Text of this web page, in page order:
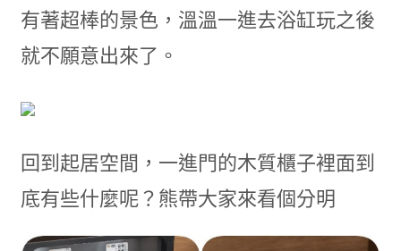
有著超棒的景色，溫溫一進去浴缸玩之後
就不願意出來了。
回到起居空間，一進門的木質櫃子裡面到
底有些什麼呢？熊帶大家來看個分明